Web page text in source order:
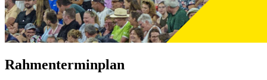
Rahmenterminplan